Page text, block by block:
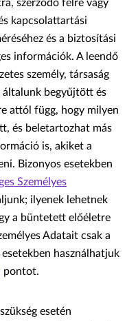
szerződő félre vagy
kapcsolattartási
és a biztosítási
információk. A leendő
személy, társaság
általunk begyűjtött és
attól függ, hogy milyen
és beletartozhat más
is, akiket a
Bizonyos esetekben
Személyes
ilyenek lehetnek
a büntetett előéletre
Adatait csak a
használhatjuk
pontot.
esetén